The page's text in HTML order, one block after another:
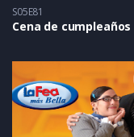
S05E81
Cena de cumpleaños